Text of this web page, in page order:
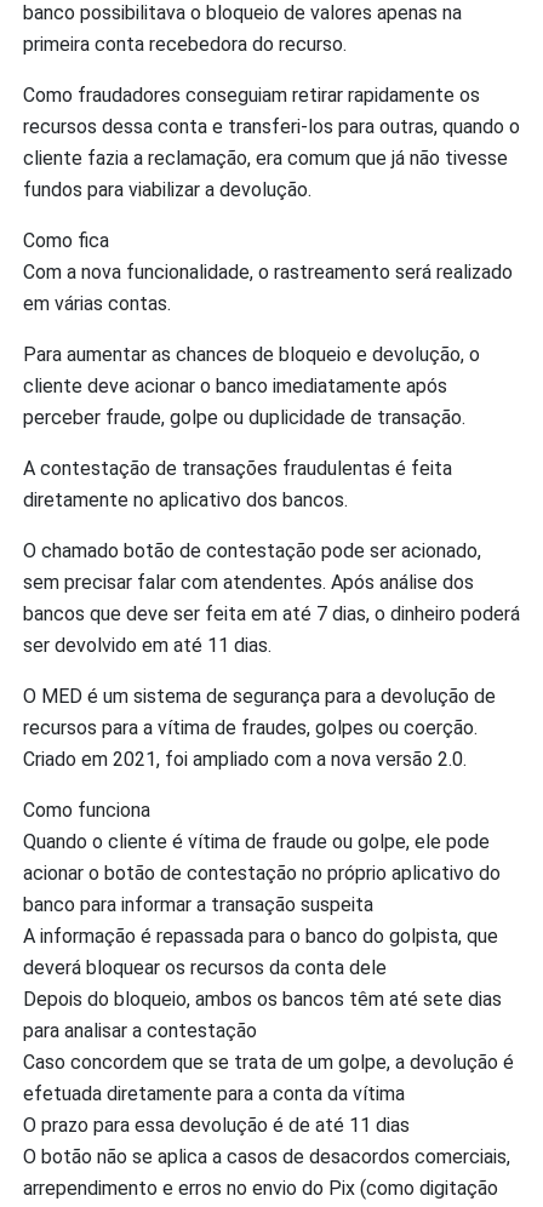
banco possibilitava o bloqueio de valores apenas na
primeira conta recebedora do recurso.
Como fraudadores conseguiam retirar rapidamente os
recursos dessa conta e transferi-los para outras, quando o
cliente fazia a reclamação, era comum que já não tivesse
fundos para viabilizar a devolução.
Como fica
Com a nova funcionalidade, o rastreamento será realizado
em várias contas.
Para aumentar as chances de bloqueio e devolução, o
cliente deve acionar o banco imediatamente após
perceber fraude, golpe ou duplicidade de transação.
A contestação de transações fraudulentas é feita
diretamente no aplicativo dos bancos.
O chamado botão de contestação pode ser acionado,
sem precisar falar com atendentes. Após análise dos
bancos que deve ser feita em até 7 dias, o dinheiro poderá
ser devolvido em até 11 dias.
O MED é um sistema de segurança para a devolução de
recursos para a vítima de fraudes, golpes ou coerção.
Criado em 2021, foi ampliado com a nova versão 2.0.
Como funciona
Quando o cliente é vítima de fraude ou golpe, ele pode
acionar o botão de contestação no próprio aplicativo do
banco para informar a transação suspeita
A informação é repassada para o banco do golpista, que
deverá bloquear os recursos da conta dele
Depois do bloqueio, ambos os bancos têm até sete dias
para analisar a contestação
Caso concordem que se trata de um golpe, a devolução é
efetuada diretamente para a conta da vítima
O prazo para essa devolução é de até 11 dias
O botão não se aplica a casos de desacordos comerciais,
arrependimento e erros no envio do Pix (como digitação